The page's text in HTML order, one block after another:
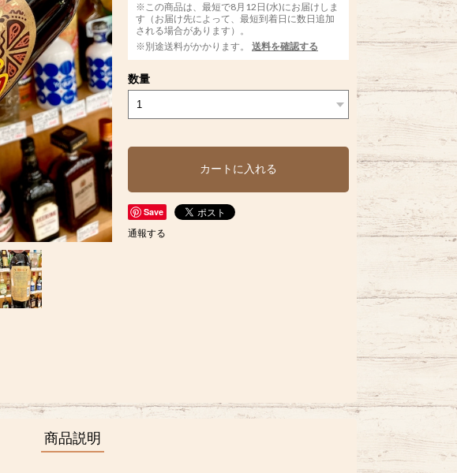
※この商品は、最短で8月12日(水)にお届けしま
す（お届け先によって、最短到着日に数日追加
される場合があります）。
※別途送料がかかります。
送料を確認する
数量
カートに入れる
Save
通報する
商品説明